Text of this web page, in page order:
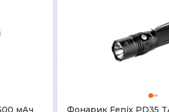
мАч Фонарик Fenix PD35